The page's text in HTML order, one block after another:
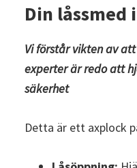
Din låssmed
Vi förstår vikten av
experter är redo att
säkerhet
Detta är ett axplock